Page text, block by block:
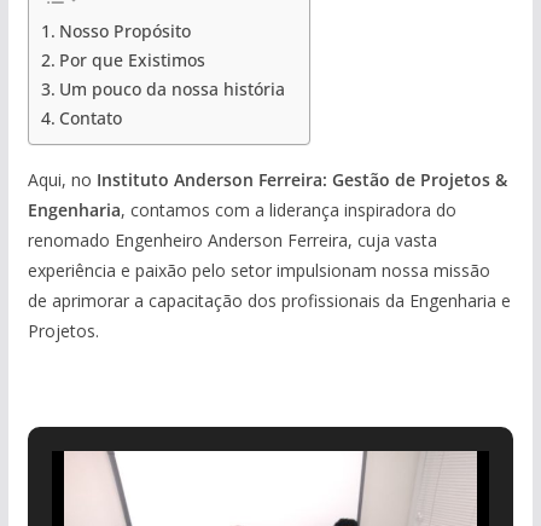
Nosso Propósito
Por que Existimos
Um pouco da nossa história
Contato
Aqui, no Instituto Anderson Ferreira: Gestão de Projetos &
Engenharia, contamos com a liderança inspiradora do
renomado Engenheiro Anderson Ferreira, cuja vasta
experiência e paixão pelo setor impulsionam nossa missão
de aprimorar a capacitação dos profissionais da Engenharia e
Projetos.